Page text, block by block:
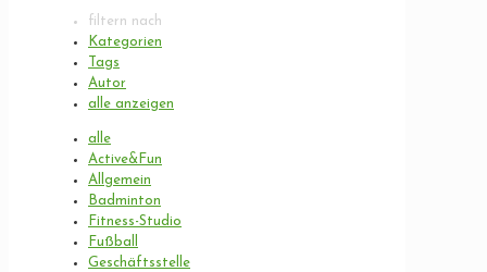
filtern nach
Kategorien
Tags
Autor
alle anzeigen
alle
Active&Fun
Allgemein
Badminton
Fitness-Studio
Fußball
Geschäftsstelle